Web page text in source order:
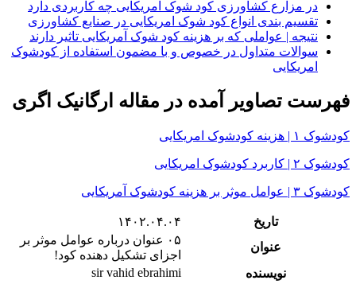
در مزارع کشاورزی کود شوک امریکایی چه کاربردی دارد
تقسیم بندی انواع کود شوک امریکایی در صنایع کشاورزی
نتیجه | عواملی که بر هزینه کود شوک آمریکایی تاثیر دارند
سوالات متداول در خصوص و با مضمون استفاده از کودشوک
امریکایی
فهرست تصاویر آمده در مقاله ارگانیک اگری
کودشوک ۱ | هزینه کودشوک امریکایی
کودشوک ۲ | کاربرد کودشوک امریکایی
کودشوک ۳ | عوامل موثر بر هزینه کودشوک آمریکایی
تاریخ
۱۴۰۲.۰۴.۰۴
عنوان
۰۵ عنوان درباره عوامل موثر بر
اجزای تشکیل دهنده کود!
نویسنده
sir vahid ebrahimi